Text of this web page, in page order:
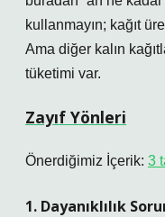
kullanmayın; kağıt
Ama diğer kalın
tüketimi var.
Zayıf Yönleri
Önerdiğimiz İçerik: 3
1. Dayanıklılık